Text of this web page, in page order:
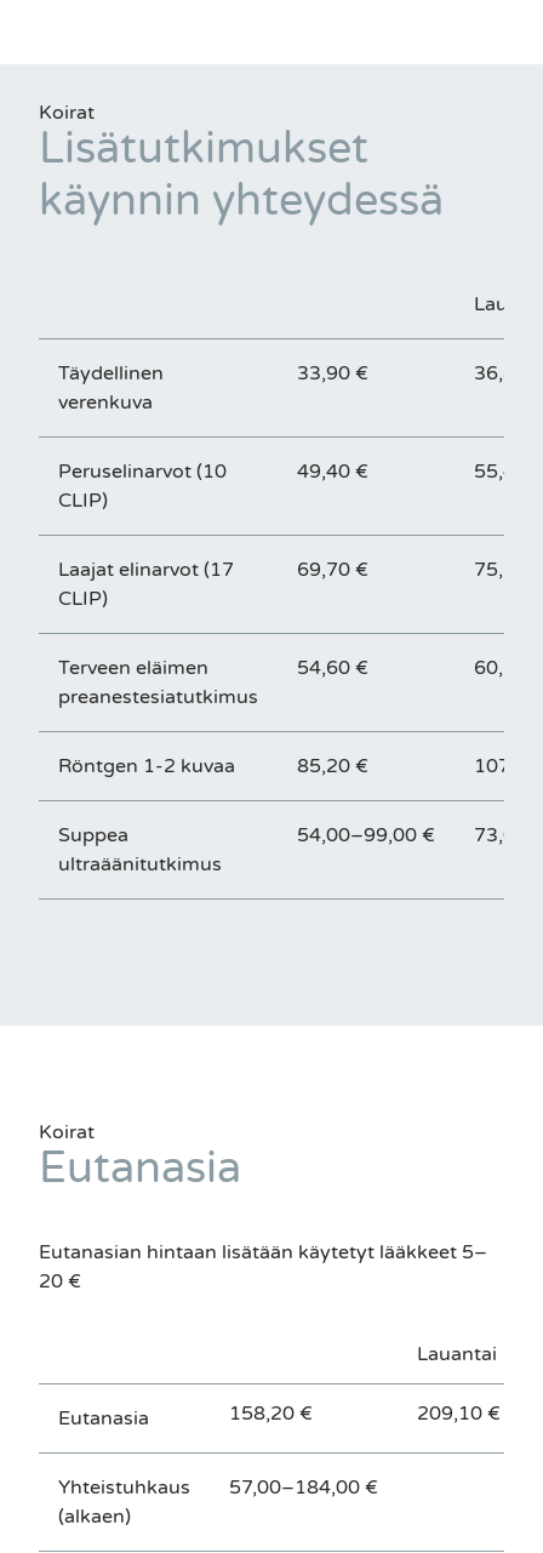
Koirat
Lisätutkimukset
käynnin yhteydessä
Täydellinen
verenkuva
33,90 € 36,80
Peruselinarvot (10
CLIP)
49,40 € 55,40
Laajat elinarvot (17
CLIP)
69,70 € 75,70
Terveen eläimen
preanestesiatutkimus
54,60 € 60,60
Röntgen 1-2 kuvaa 85,20 €
Suppea
ultraäänitutkimus
54,00–99,00 €
Koirat
Eutanasia
Eutanasian hintaan lisätään käytetyt lääkkeet 5–
20 €
Lauantai
Eutanasia 158,20 € 209,10 €
Yhteistuhkaus
(alkaen)
57,00–184,00 €